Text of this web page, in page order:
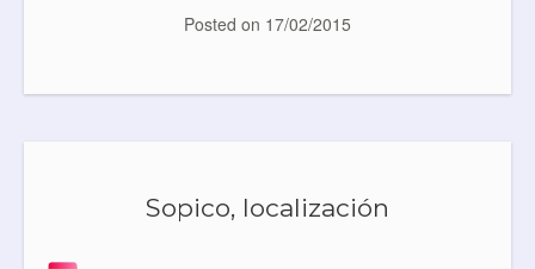
Posted on 17/02/2015
Sopico, localización